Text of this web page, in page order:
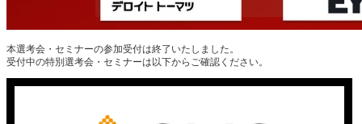
本選考会・セミナーの参加受付は終了いたしました。
受付中の特別選考会・セミナーは以下からご確認ください。